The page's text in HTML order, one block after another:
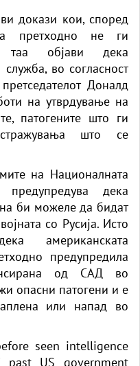
докази кои, според
претходно не ги
таа објави дека
во согласност
Доналд
на утврдување на
патогените што ги
што се
на Националната
дека
би можеле да бидат
со Русија. Исто
американската
предупредила
од САД во
опасни патогени и е
или напад во
seen intelligence
US government